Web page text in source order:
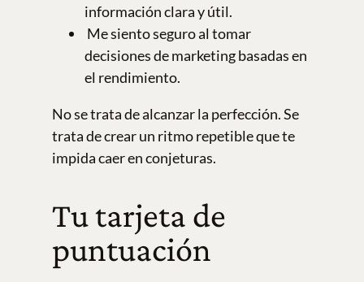
información clara y útil.
Me siento seguro al tomar
decisiones de marketing basadas en
el rendimiento.
No se trata de alcanzar la perfección. Se
trata de crear un ritmo repetible que te
impida caer en conjeturas.
Tu tarjeta de
puntuación